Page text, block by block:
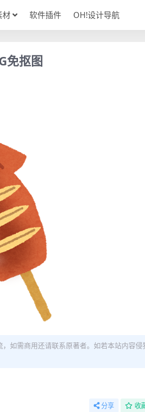
材 软件插件 OH!设计导航
免抠图
如需商用还请联系原著者。如若本站内容侵
分享 收